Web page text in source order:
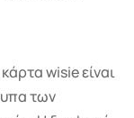
wisie είναι
των